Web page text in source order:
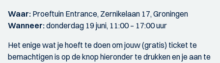
Waar: Proeftuin Entrance, Zernikelaan 17, Groningen
Wanneer:donderdag 19 juni, 11:00 – 17:00 uur
Het enige wat je hoeft te doen om jouw (gratis) ticket te
bemachtigen is op de knop hieronder te drukken en je aan te